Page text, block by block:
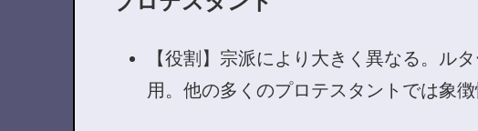
【役割】宗派により大きく異なる。ル
用。他の多くのプロテスタントでは象